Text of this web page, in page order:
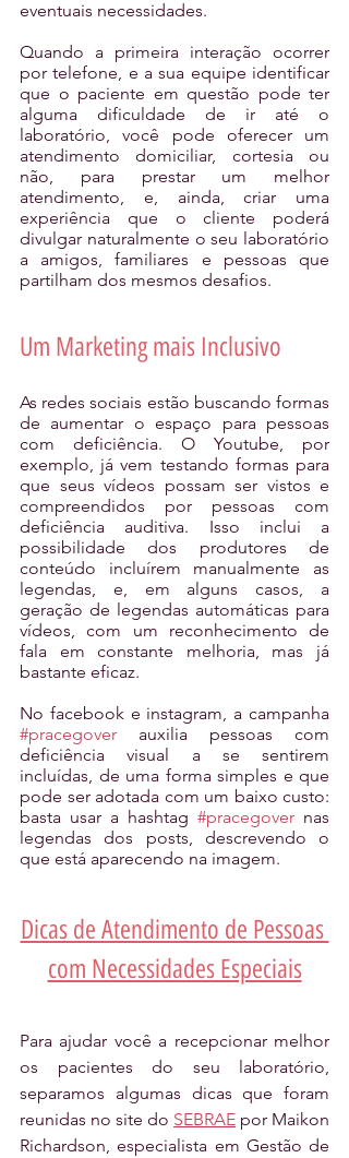
eventuais necessidades.
Quando a primeira interação ocorrer
por telefone, e a sua equipe identificar
que o paciente em questão pode ter
alguma dificuldade de ir até o
laboratório, você pode oferecer um
atendimento domiciliar, cortesia ou
não, para prestar um melhor
atendimento, e, ainda, criar uma
experiência que o cliente poderá
divulgar naturalmente o seu laboratório
a amigos, familiares e pessoas que
partilham dos mesmos desafios.
Um Marketing mais Inclusivo
As redes sociais estão buscando formas
de aumentar o espaço para pessoas
com deficiência. O Youtube, por
exemplo, já vem testando formas para
que seus vídeos possam ser vistos e
compreendidos por pessoas com
deficiência auditiva. Isso inclui a
possibilidade dos produtores de
conteúdo incluírem manualmente as
legendas, e, em alguns casos, a
geração de legendas automáticas para
vídeos, com um reconhecimento de
fala em constante melhoria, mas já
bastante eficaz.
#pracegover auxilia pessoas com
deficiência visual a se sentirem
incluídas, de uma forma simples e que
pode ser adotada com um baixo custo:
basta usar a hashtag #pracegover nas
legendas dos posts, descrevendo o
que está aparecendo na imagem.
Dicas de Atendimento de Pessoas
com Necessidades Especiais
Para ajudar você a recepcionar melhor
os pacientes do seu laboratório,
separamos algumas dicas que foram
reunidas no site do SEBRAE por Maikon
Richardson, especialista em Gestão de